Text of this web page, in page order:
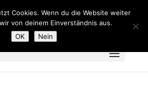
Cookies. Wenn du die Website weiter
von deinem Einverständnis aus.
OK
Nein